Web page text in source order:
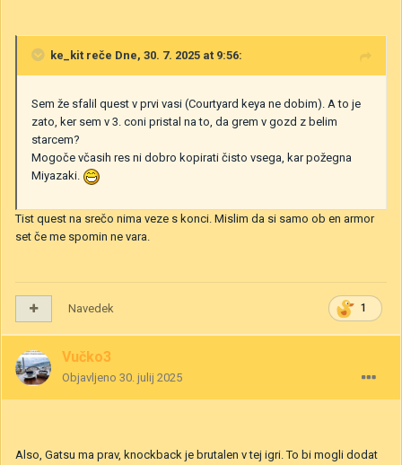
ke_kit reče Dne, 30. 7. 2025 at 9:56:
Sem že sfalil quest v prvi vasi (Courtyard keya ne dobim). A to je
zato, ker sem v 3. coni pristal na to, da grem v gozd z belim
starcem?
Mogoče včasih res ni dobro kopirati čisto vsega, kar požegna
Miyazaki.
Tist quest na srečo nima veze s konci. Mislim da si samo ob en armor
set če me spomin ne vara.
1
Navedek
Vučko3
Objavljeno 30. julij 2025
Also, Gatsu ma prav, knockback je brutalen v tej igri. To bi mogli dodat